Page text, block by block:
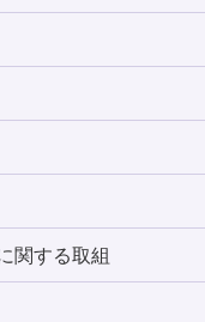
関する取組